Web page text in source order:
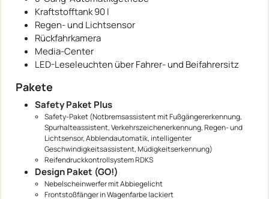
Kraftstofftank 90 l
Regen- und Lichtsensor
Rückfahrkamera
Media-Center
LED-Leseleuchten über Fahrer- und Beifahrersitz
Pakete
Safety Paket Plus
Safety-Paket (Notbremsassistent mit Fußgängererkennung,
Spurhalteassistent, Verkehrszeichenerkennung, Regen- und
Lichtsensor, Abblendautomatik, intelligenter
Geschwindigkeitsassistent, Müdigkeitserkennung)
Reifendruckkontrollsystem RDKS
Design Paket (GO!)
Nebelscheinwerfer mit Abbiegelicht
Frontstoßfänger in Wagenfarbe lackiert